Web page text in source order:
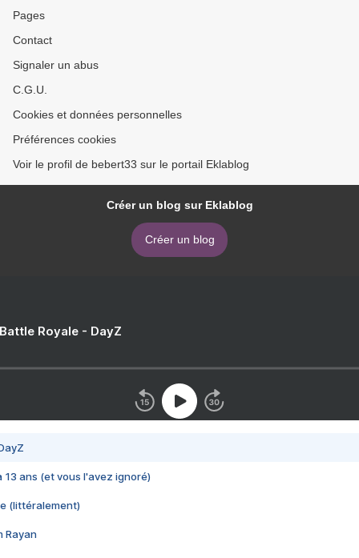
Pages
Contact
Signaler un abus
C.G.U.
Cookies et données personnelles
Préférences cookies
Voir le profil de bebert33 sur le portail Eklablog
Créer un blog sur Eklablog
Créer un blog
Royale - DayZ
13 ans (et vous l'avez ignoré)
(littéralement)
Rayan